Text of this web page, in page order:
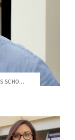
SCHO...